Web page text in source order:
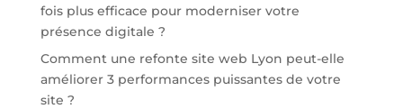
fois plus efficace pour moderniser votre
présence digitale ?
Comment une refonte site web Lyon peut-elle
améliorer 3 performances puissantes de votre
site ?